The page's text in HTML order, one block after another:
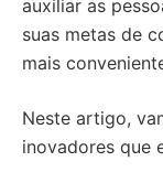
auxiliar as
suas metas de
mais
Neste artigo,
inovadores que